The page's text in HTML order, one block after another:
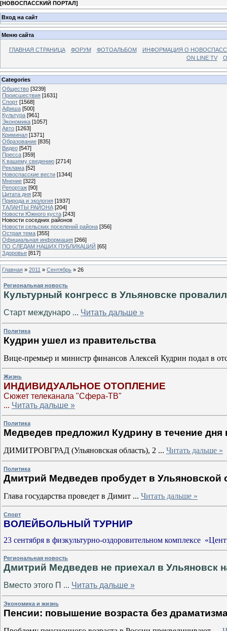
[НОВОСПАССКИЙ ПОРТАЛ]
Вход на сайт
Меню сайта
ГЛАВНАЯ СТРАНИЦА ФОРУМ ФОТОАЛЬБОМ
ИНФОРМАЦИЯ О
ON LINE TV
Categories
Общество [3239]
Происшествия [1631]
Спорт [1568]
Афиша [500]
Культура [961]
Экономика [1057]
Авто [1263]
Криминал [1371]
Образование [835]
Видео [547]
Пресса [359]
К вашему сведению [2714]
Реклама [52]
Новоспасские вести [1344]
Мнение [322]
Репортаж [90]
Цитата дня [23]
Природа и экология [1937]
ТАЛАНТЫ РАЙОНА [204]
Новости Южного куста [243]
Новости соседних районов
Новости сельских поселений района [356]
Острая тема [355]
Официальная информация [266]
ПО СЛЕДАМ НАШИХ ПУБЛИКАЦИЙ [65]
Здоровье [817]
Главная » 2011 » Сентябрь » 26
Региональная новость
Культурный конгресс в Ульяновске
Старт междунаро ... Читать дальше »
Политика
Кудрин ушел из правительства
Вице-премьер и министр финансов Алексей Кудрин подал в
Жизнь
ИНДИВИДУАЛЬНОЕ ОТОПЛЕНИЕ
Сюжет телеканала "Сфера-ТВ"
... Читать дальше »
Политика
Медведев предложил Кудрину в течение дня
ДИМИТРОВГРАД (Ульяновская область), 2 ... Читать дальше »
Политика
Дмитрий Медведев пробудет в Ульяновской
Глава государства проведет в Димит ... Читать дальше »
Спорт
ВОЛЕЙБОЛЬНЫЙ ТУРНИР
23 сентября в физкультурно-оздоровительном комплексе
Региональная новость
Дмитрий Медведев не приехал в Ульяновск
Вместо этого П ... Читать дальше »
Экономика и жизнь
Пенсии: повышение возраста без